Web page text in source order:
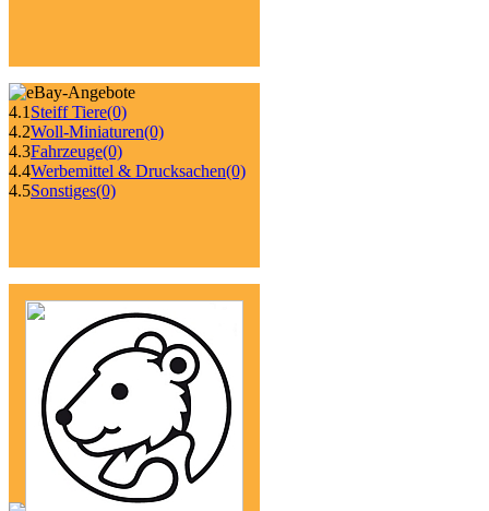
4.1 Steiff Tiere(0)
4.2Woll-Miniaturen(0)
4.3Fahrzeuge(0)
4.4Werbemittel & Drucksachen(0)
4.5Sonstiges(0)